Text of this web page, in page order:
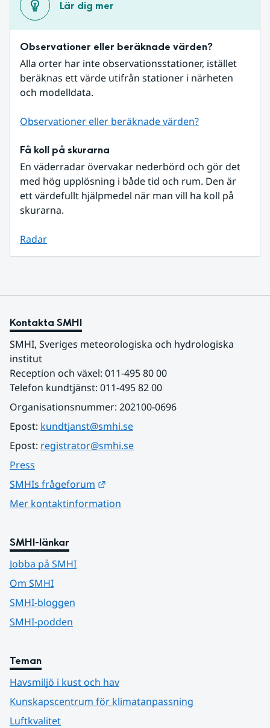
Lär dig mer
Observationer eller beräknade värden?
Alla orter har inte observationsstationer, istället
beräknas ett värde utifrån stationer i närheten
och modelldata.
Observationer eller beräknade värden?
Få koll på skurarna
En väderradar övervakar nederbörd och gör det
med hög upplösning i både tid och rum. Den är
ett värdefullt hjälpmedel när man vill ha koll på
skurarna.
Radar
Kontakta SMHI
SMHI, Sveriges meteorologiska och hydrologiska
institut
Reception och växel: 011-495 80 00
Telefon kundtjänst: 011-495 82 00
Organisationsnummer: 202100-0696
Epost: kundtjanst@smhi.se
Epost: registrator@smhi.se
Press
SMHIs frågeforum
Mer kontaktinformation
SMHI-länkar
Jobba på SMHI
Om SMHI
SMHI-bloggen
SMHI-podden
Teman
Havsmiljö i kust och hav
Kunskapscentrum för klimatanpassning
Luftkvalitet